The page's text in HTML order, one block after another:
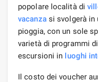
popolare località di
vacanzasi svolgerà in
pioggia, con un sole
varietà di programmi
escursioni in luoghi
Il costo dei voucher